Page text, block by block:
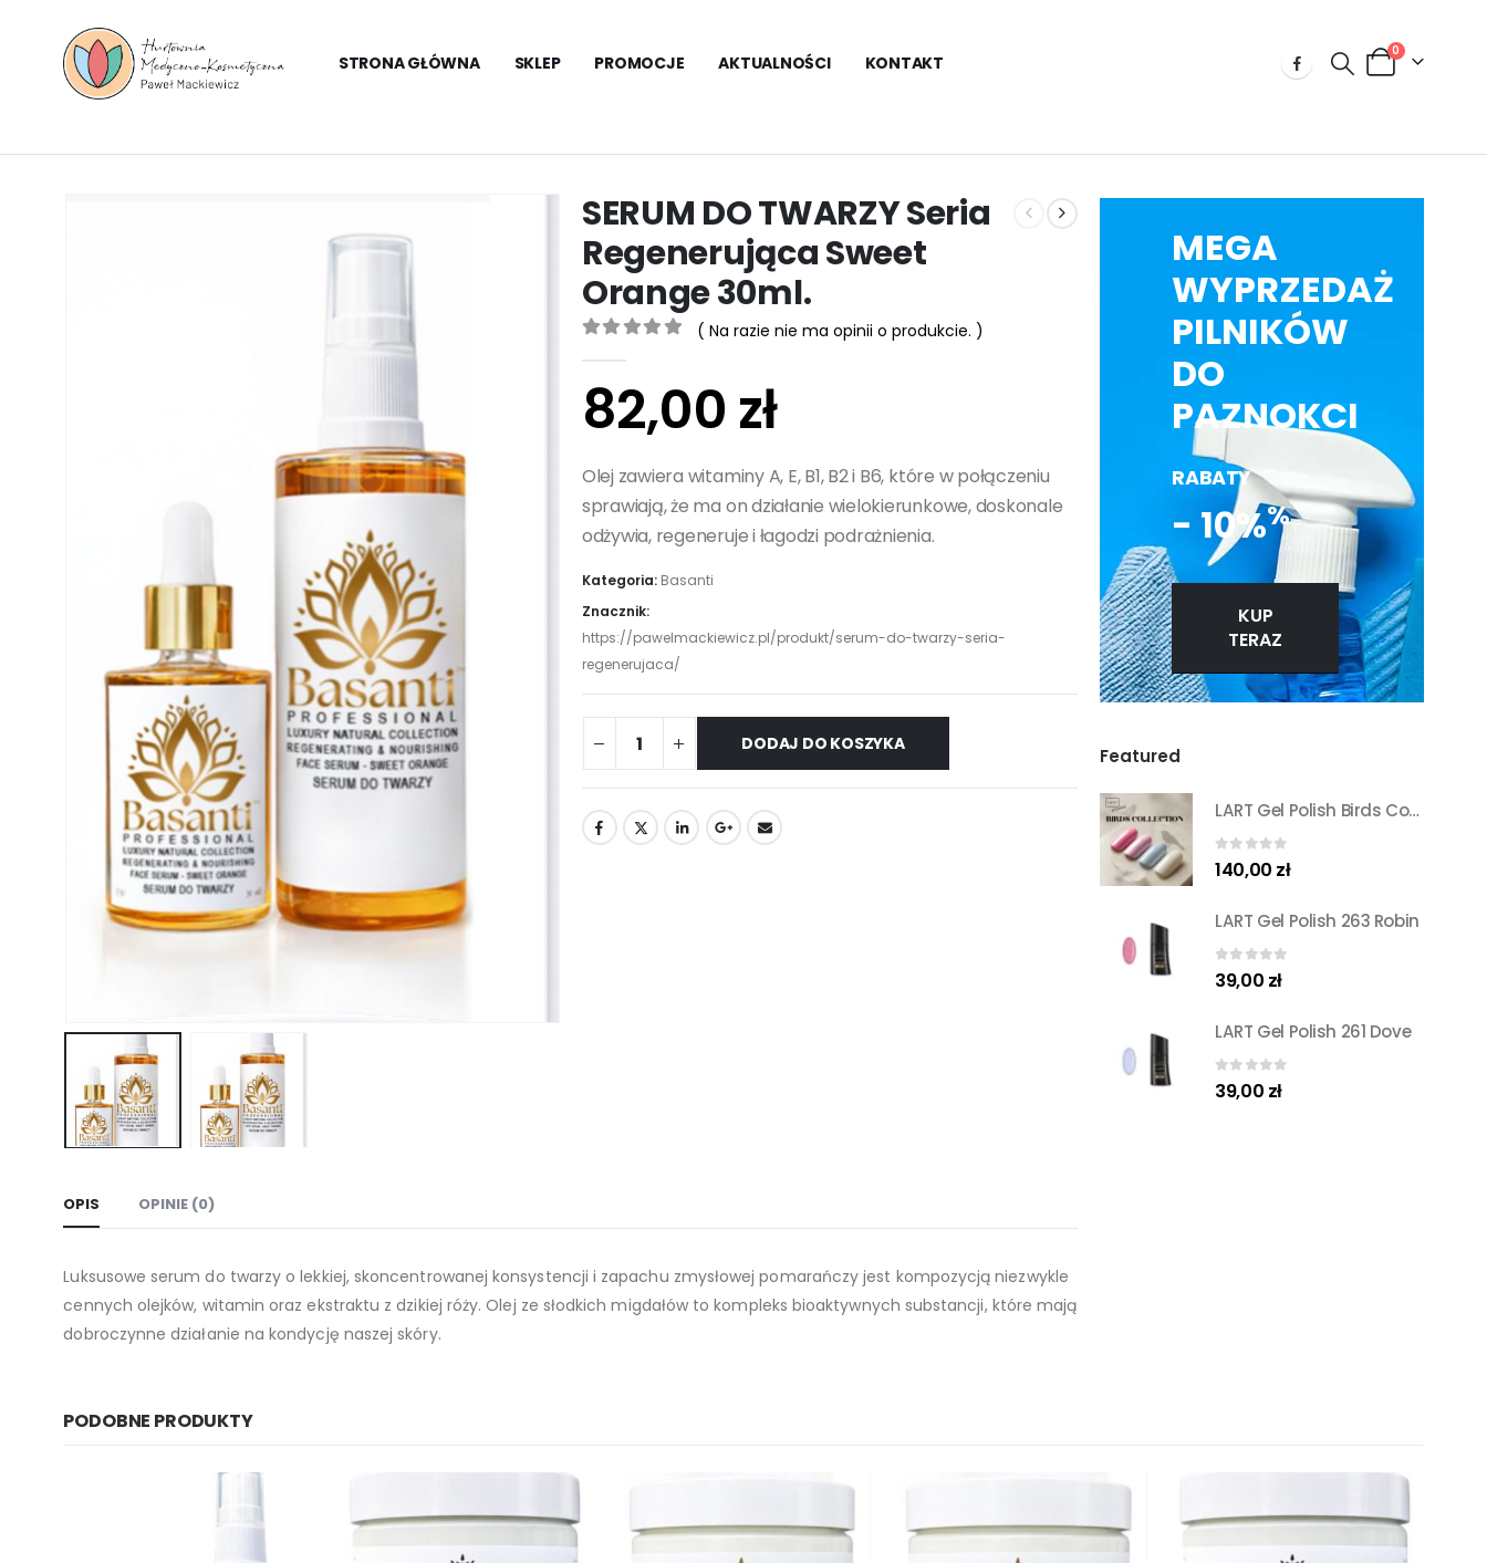
STRONA GŁÓWNA SKLEP PROMOCJE AKTUALNOŚCI KONTAKT
0
SERUM DO TWARZY Seria
Regenerująca Sweet
Orange 30ml.
( Na razie nie ma opinii o produkcie. )
82,00 zł
Olej zawiera witaminy A, E, B1, B2 i B6, które w połączeniu
sprawiają, że ma on działanie wielokierunkowe, doskonale
odżywia, regeneruje i łagodzi podrażnienia.
Kategoria: Basanti
Znacznik:
https://pawelmackiewicz.pl/produkt/serum-do-twarzy-seria-
regenerujaca/
DODAJ DO KOSZYKA
OPIS OPINIE (0)
Luksusowe serum do twarzy o lekkiej, skoncentrowanej konsystencji i zapachu zmysłowej pomarańczy jest kompozycją niezwykle
cennych olejków, witamin oraz ekstraktu z dzikiej róży. Olej ze słodkich migdałów to kompleks bioaktywnych substancji, które mają
dobroczynne działanie na kondycję naszej skóry.
MEGA
WYPRZEDAŻ
PILNIKÓW
DO
PAZNOKCI
RABATY
- 10%%
KUP
TERAZ
Featured
LART Gel Polish Birds Collection Set
0 out of 5
140,00 zł
LART Gel Polish 263 Robin
0out of 5
39,00 zł
LART Gel Polish 261 Dove
0out of 5
39,00 zł
PODOBNE PRODUKTY